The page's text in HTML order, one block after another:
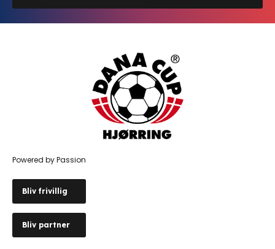
Powered by Passion
Bliv frivillig
Bliv partner